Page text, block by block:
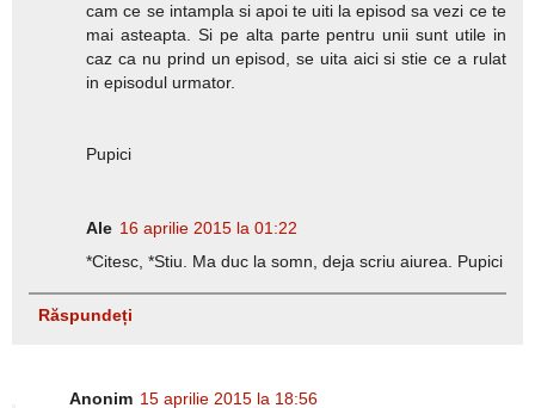
cam ce se intampla si apoi te uiti la episod sa vezi ce te
mai asteapta. Si pe alta parte pentru unii sunt utile in
caz ca nu prind un episod, se uita aici si stie ce a rulat
in episodul urmator.
Pupici
Ale 16 aprilie 2015 la 01:22
*Citesc, *Stiu. Ma duc la somn, deja scriu aiurea. Pupici
Răspundeți
Anonim 15 aprilie 2015 la 18:56